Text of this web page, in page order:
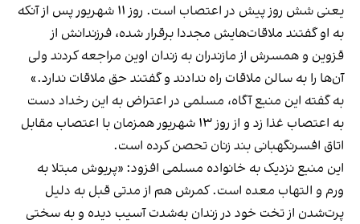
یعنی شش روز پیش در اعتصاب است. روز ۱۱ شهریور پس از آنکه
به او گفتند ملاقات‌هایش مجددا برقرار شده، فرزندانش از
قزوین و همسرش از مازندران به زندان اوین مراجعه کردند ولی
آن‌ها را به سالن ملاقات راه ندادند و گفتند حق ملاقات ندارد.»
به گفته این منبع آگاه، مسلمی در اعتراض به این رخداد دست
به اعتصاب غذا زد و از روز ۱۳ شهریور همزمان با اعتصاب مقابل
اتاق افسرنگهبانی بند زنان تحصن کرده است.
این منبع نزدیک به خانواده مسلمی افزود: «پریوش مبتلا به
ورم و التهاب معده است. کمرش هم از مدتی قبل به دلیل
پرت‌شدن از تخت خود در زندان به‌شدت آسیب دیده و به سختی